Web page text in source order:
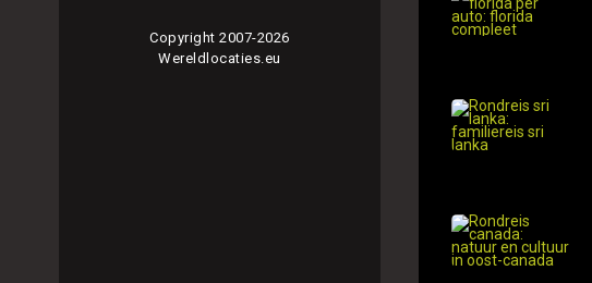
Copyright 2007-2026
Wereldlocaties.eu